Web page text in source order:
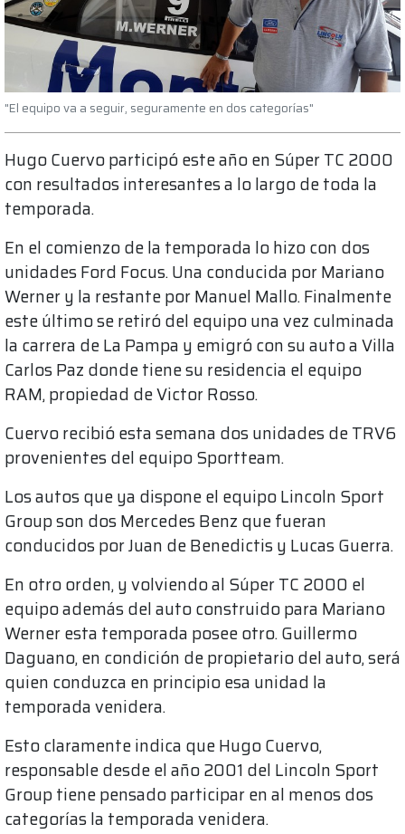
"El equipo va a seguir, seguramente en dos categorías"
Hugo Cuervo participó este año en Súper TC 2000
con resultados interesantes a lo largo de toda la
temporada.
En el comienzo de la temporada lo hizo con dos
unidades Ford Focus. Una conducida por Mariano
Werner y la restante por Manuel Mallo. Finalmente
este último se retiró del equipo una vez culminada
la carrera de La Pampa y emigró con su auto a Villa
Carlos Paz donde tiene su residencia el equipo
RAM, propiedad de Victor Rosso.
Cuervo recibió esta semana dos unidades de TRV6
provenientes del equipo Sportteam.
Los autos que ya dispone el equipo Lincoln Sport
Group son dos Mercedes Benz que fueran
conducidos por Juan de Benedictis y Lucas Guerra.
En otro orden, y volviendo al Súper TC 2000 el
equipo además del auto construido para Mariano
Werner esta temporada posee otro. Guillermo
Daguano, en condición de propietario del auto, será
quien conduzca en principio esa unidad la
temporada venidera.
Esto claramente indica que Hugo Cuervo,
responsable desde el año 2001 del Lincoln Sport
Group tiene pensado participar en al menos dos
categorías la temporada venidera.